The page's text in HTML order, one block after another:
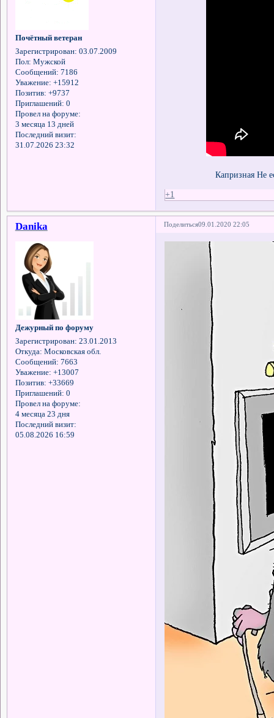
Почётный ветеран
Зарегистрирован: 03.07.2009
Пол: Мужской
Сообщений: 7186
Уважение: +15912
Позитив: +9737
Приглашений: 0
Провел на форуме:
3 месяца 13 дней
Последний визит:
31.07.2026 23:32
Капризная Не
+1
Поделиться09.01.2020 22:05
Danika
Дежурный по форуму
Зарегистрирован: 23.01.2013
Откуда: Московская обл.
Сообщений: 7663
Уважение: +13007
Позитив: +33669
Приглашений: 0
Провел на форуме:
4 месяца 23 дня
Последний визит:
05.08.2026 16:59